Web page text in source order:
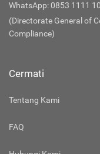
WhatsApp: 0853 1111
(Directorate General of
Compliance)
Cermati
Tentang Kami
FAQ